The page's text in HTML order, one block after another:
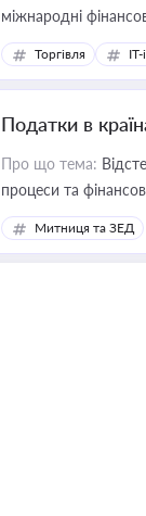
міжнародні
Торгівля IT-
Податки в
Про що тема:
процеси та
Митниця та ЗЕД